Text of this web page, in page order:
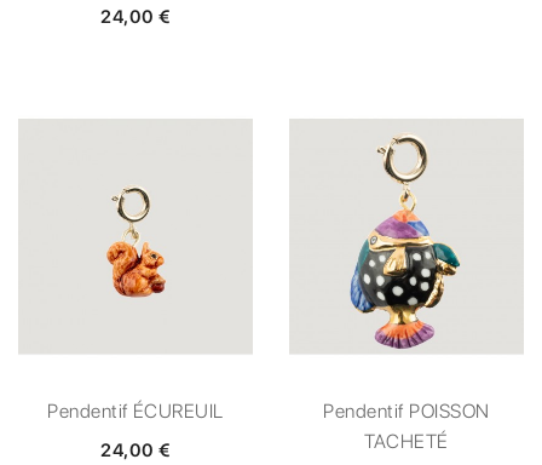
24,00 €
Pendentif ÉCUREUIL
24,00 €
Pendentif POISSON
TACHETÉ